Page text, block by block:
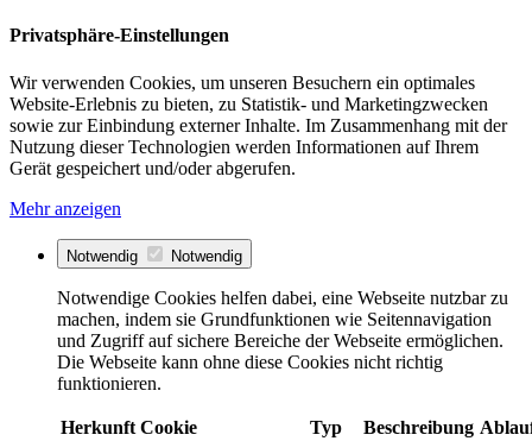
Privatsphäre-Einstellungen
Wir verwenden Cookies, um unseren Besuchern ein optimales
Website-Erlebnis zu bieten, zu Statistik- und Marketingzwecken
sowie zur Einbindung externer Inhalte. Im Zusammenhang mit der
Nutzung dieser Technologien werden Informationen auf Ihrem
Gerät gespeichert und/oder abgerufen.
Mehr anzeigen
Notwendig Notwendig
Notwendige Cookies helfen dabei, eine Webseite nutzbar zu
machen, indem sie Grundfunktionen wie Seitennavigation
und Zugriff auf sichere Bereiche der Webseite ermöglichen.
Die Webseite kann ohne diese Cookies nicht richtig
funktionieren.
Herkunft Cookie Typ Beschreibung